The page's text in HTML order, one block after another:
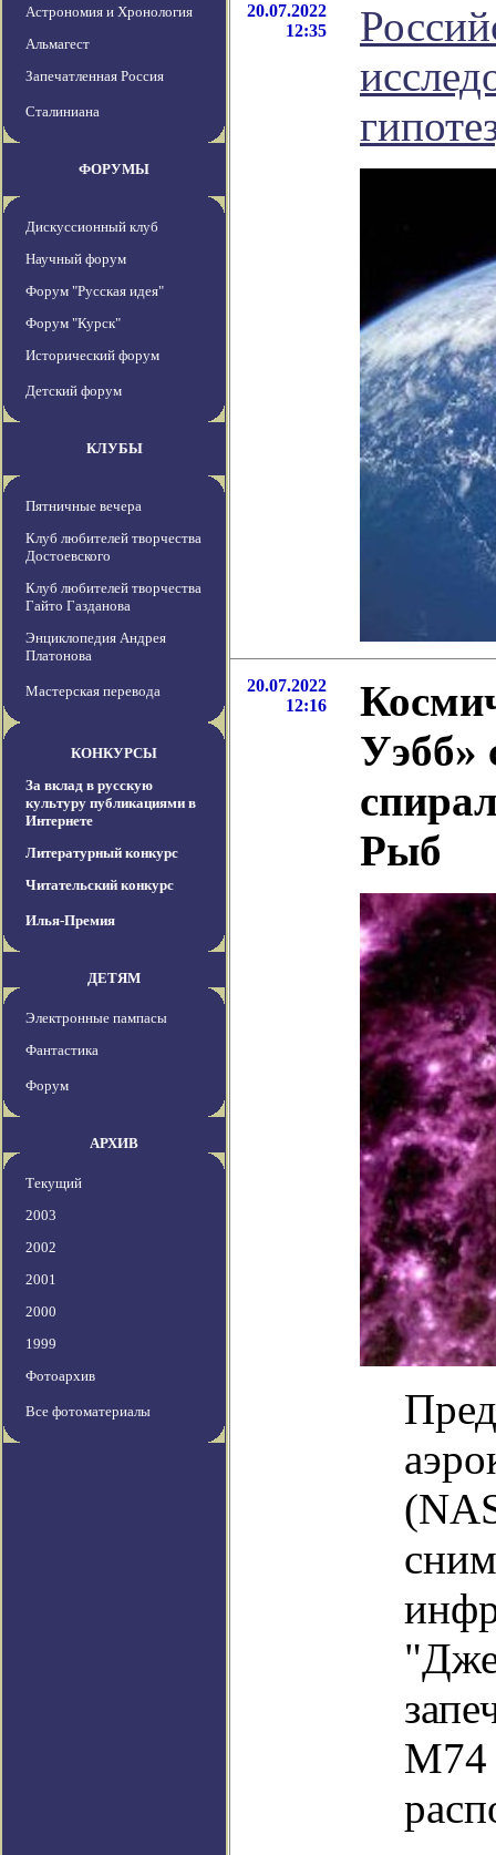
Астрономия и Хронология
Альмагест
Запечатленная Россия
Сталиниана
ФОРУМЫ
Дискуссионный клуб
Научный форум
Форум "Русская идея"
Форум "Курск"
Исторический форум
Детский форум
КЛУБЫ
Пятничные вечера
Клуб любителей творчества
Достоевского
Клуб любителей творчества
Гайто Газданова
Энциклопедия Андрея
Платонова
Мастерская перевода
КОНКУРСЫ
За вклад в русскую
культуру публикациями в
Интернете
Литературный конкурс
Читательский конкурс
Илья-Премия
ДЕТЯМ
Электронные пампасы
Фантастика
Форум
АРХИВ
Текущий
2003
2002
2001
2000
1999
Фотоархив
Все фотоматериалы
20.07.2022
12:35
20.07.2022
12:16
Уэбб»
Рыб